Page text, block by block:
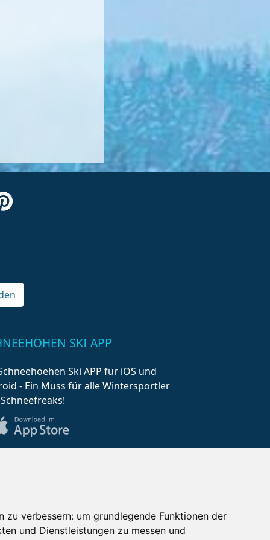
zu verbessern: um grundlegende Funktionen der
und Dienstleistungen zu messen und
SKI APP
Ski APP für iOS und
- Ein Muss für alle Wintersportler
Newsletter Mediadaten